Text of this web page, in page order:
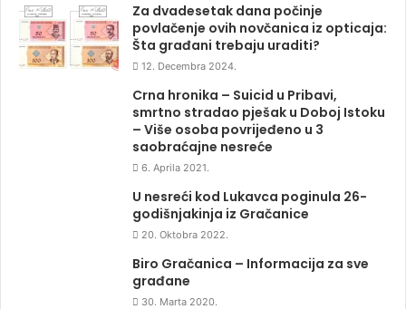
Za dvadesetak dana počinje
povlačenje ovih novčanica iz opticaja:
Šta građani trebaju uraditi?
12. Decembra 2024.
Crna hronika – Suicid u Pribavi,
smrtno stradao pješak u Doboj Istoku
– Više osoba povrijeđeno u 3
saobraćajne nesreće
6. Aprila 2021.
U nesreći kod Lukavca poginula 26-
godišnjakinja iz Gračanice
20. Oktobra 2022.
Biro Gračanica – Informacija za sve
građane
30. Marta 2020.